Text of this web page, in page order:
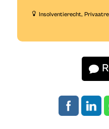
Insolventierecht